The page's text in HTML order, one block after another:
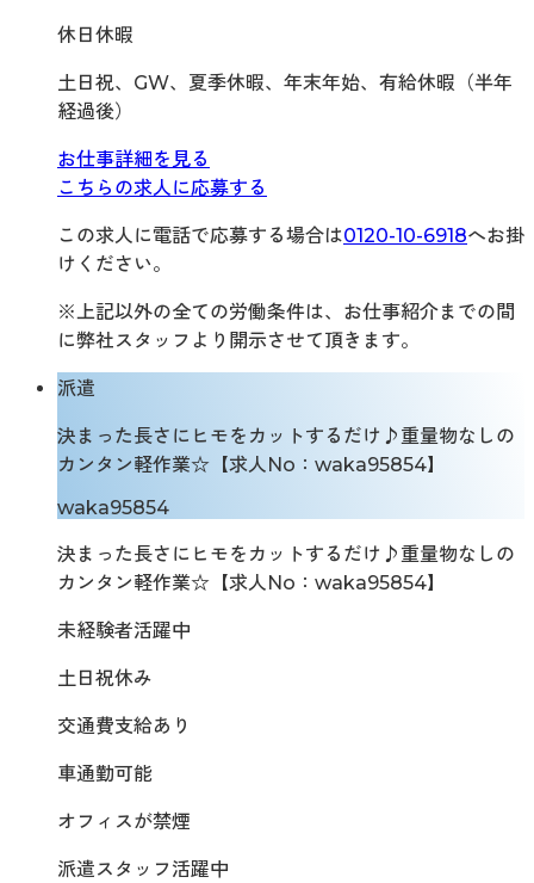
休日休暇
土日祝、GW、夏季休暇、年末年始、有給休暇（半年
経過後）
お仕事詳細を見る
こちらの求人に応募する
この求人に電話で応募する場合は0120-10-6918へお掛
けください。
※上記以外の全ての労働条件は、お仕事紹介までの間
に弊社スタッフより開示させて頂きます。
派遣
決まった長さにヒモをカットするだけ♪重量物なしの
カンタン軽作業☆【求人No：waka95854】
waka95854
決まった長さにヒモをカットするだけ♪重量物なしの
カンタン軽作業☆【求人No：waka95854】
未経験者活躍中
土日祝休み
交通費支給あり
車通勤可能
オフィスが禁煙
派遣スタッフ活躍中